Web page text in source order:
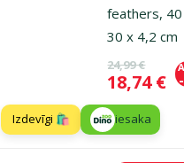
feathers,
30 x 4,2 cm
Oriģinālā
24,99 €
Cena
18,74 €
Izdevīgi 🛍️ iesaka